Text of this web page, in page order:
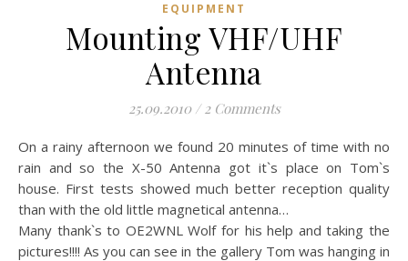
EQUIPMENT
Mounting VHF/UHF
Antenna
25.09.2010 / 2 Comments
On a rainy afternoon we found 20 minutes of time with no
rain and so the X-50 Antenna got it`s place on Tom`s
house. First tests showed much better reception quality
than with the old little magnetical antenna…
Many thank`s to OE2WNL Wolf for his help and taking the
pictures!!!! As you can see in the gallery Tom was hanging in